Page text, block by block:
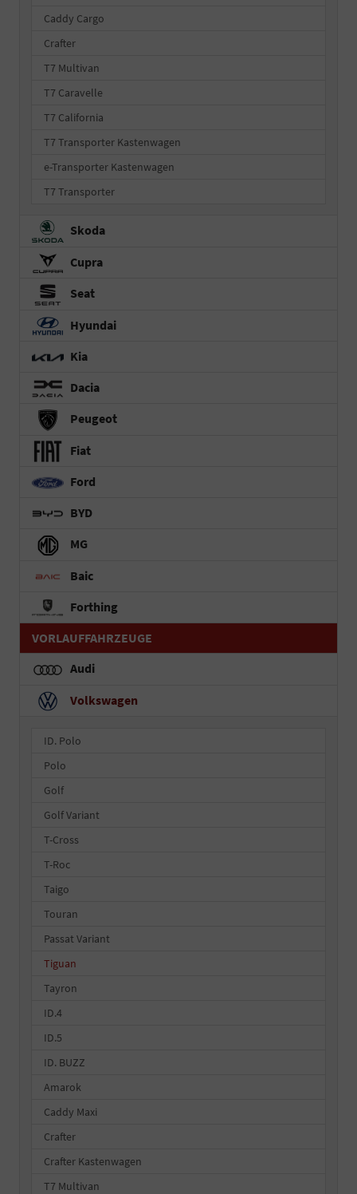
Caddy Cargo
Crafter
T7 Multivan
T7 Caravelle
T7 California
T7 Transporter Kastenwagen
e-Transporter Kastenwagen
T7 Transporter
Skoda
Cupra
Seat
Hyundai
Kia
Dacia
Peugeot
Fiat
Ford
BYD
MG
Baic
Forthing
VORLAUFFAHRZEUGE
Audi
Volkswagen
ID. Polo
Polo
Golf
Golf Variant
T-Cross
T-Roc
Taigo
Touran
Passat Variant
Tiguan
Tayron
ID.4
ID.5
ID. BUZZ
Amarok
Caddy Maxi
Crafter
Crafter Kastenwagen
T7 Multivan